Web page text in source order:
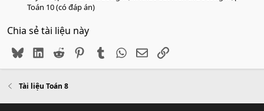
Toán 10 (có đáp án)
Chia sẻ tài liệu này
BlueskyLinkedIn
Reddit PinterestTumblr WhatsApp
EmailLink
Tài liệu Toán 8